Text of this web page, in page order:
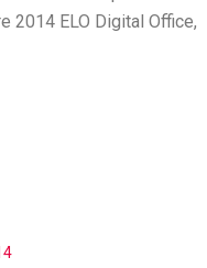
2014 ELO Digital Office,